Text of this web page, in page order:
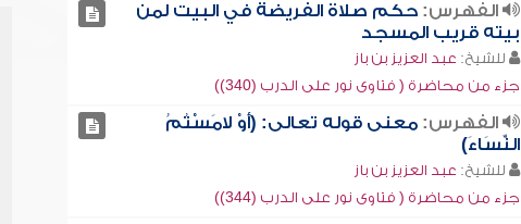
الفهرس: حكم صلاة الفريضة في البيت لمن
بيته قريب المسجد
للشيخ: عبد العزيز بن باز
جزء من محاضرة ( فتاوى نور على الدرب (340))
الفهرس: معنى قوله تعالى: (أَوْ لامَسْتُمُ
النِّسَاءَ)
للشيخ: عبد العزيز بن باز
جزء من محاضرة ( فتاوى نور على الدرب (344))